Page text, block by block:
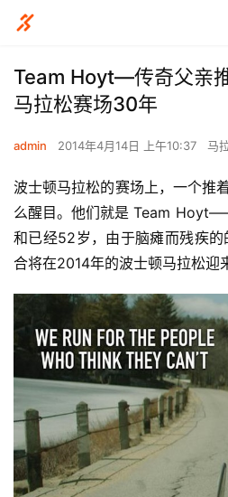
Team Hoyt—传奇父亲
马拉松赛场30年
admin 2014年4月14日 上午10:37 马
波士顿马拉松的赛场上，一个推
么醒目。他们就是 Team
和已经52岁，由于脑瘫而残疾
合将在2014年的波士顿马拉松迎